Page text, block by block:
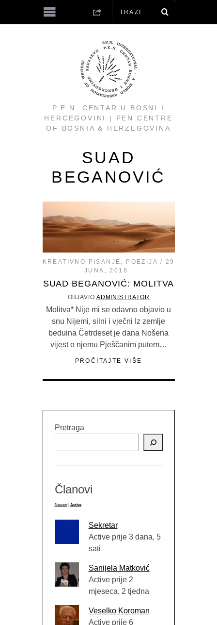
P.E.N. CENTAR U BOSNI I
HERCEGOVINI | PEN CENTRE
OF BOSNIA & HERZEGOVINA
SUAD
BEGANOVIĆ
KREATIVNO PISANJE , POEZIJA
29
JUNA, 2018
SUAD BEGANOVIĆ: MOLITVA
OBJAVIO ADMINISTRATOR
Molitva* Nije mi se odavno objavio u
snu Nijemi, silni i vječni Iz zemlje
beduina Četrdeset je dana Nošena
vijest o njemu Pješčanim putem…
PROČITAJTE VIŠE
Pretraga
Članovi
Newest Active
Sekretar
Active prije 3 dana, 5
sati
Sanijela Matković
Active prije 2
mjeseca, 2 tjedna
Veselko Koroman
Active prije 6